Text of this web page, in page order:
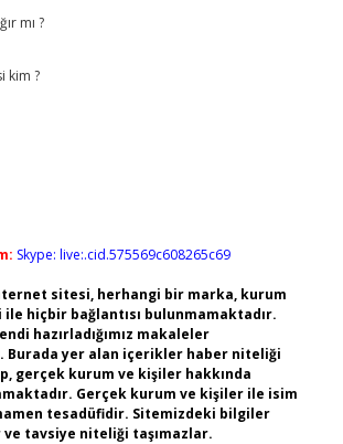
mı ?
kim ?
Skype: live:.cid.575569c608265c69
sitesi, herhangi bir marka, kurum
ile hiçbir bağlantısı bulunmamaktadır.
hazırladığımız makaleler
Burada yer alan içerikler haber niteliği
gerçek kurum ve kişiler hakkında
Gerçek kurum ve kişiler ile isim
tesadüfidir. Sitemizdeki bilgiler
tavsiye niteliği taşımazlar.